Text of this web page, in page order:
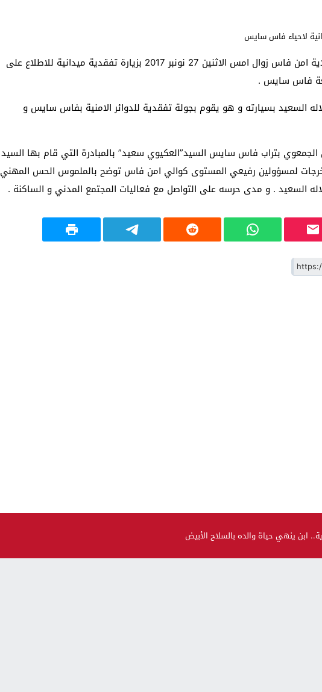
قام السيد عبد الاله السعيد والي ولاية امن فاس زوال امس الاثنين 27 نونبر 2017 بزيارة تفقدية ميدانية للاطلاع على
فاس سايس .
السعيد بسيارته و هو يقوم بجولة تفقدية للدوائر الامنية بفاس سايس و
نوه الفاعل الجمعوي بتراب فاس سايس السيد”العكيوي سعيد” بالمبادرة التي قام بها السيد
لمسؤولين رفيعي المستوى كوالي امن فاس توضح بالملموس الحس المهني
السعيد . و مدى حرسه على التواصل مع فعاليات المجتمع المدني و الساكنة .
ابن ينهي حياة والده بالسلاح الأبيض